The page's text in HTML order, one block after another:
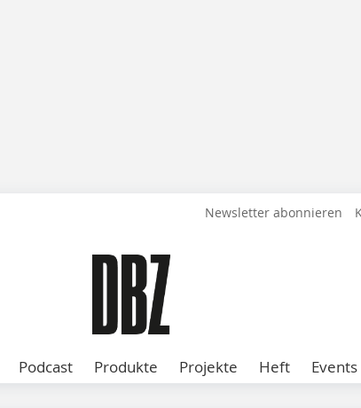
Newsletter abonnieren
Podcast Produkte Projekte Heft Events